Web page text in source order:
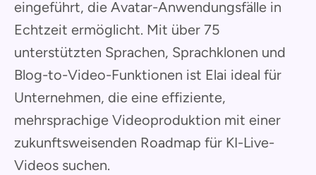
eingeführt, die Avatar-Anwendungsfälle in
Echtzeit ermöglicht. Mit über 75
unterstützten Sprachen, Sprachklonen und
Blog-to-Video-Funktionen ist Elai ideal für
Unternehmen, die eine effiziente,
mehrsprachige Videoproduktion mit einer
zukunftsweisenden Roadmap für KI-Live-
Videos suchen.